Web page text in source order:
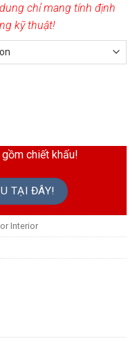
chỉ mang tính định
kỹ thuật!
Coat 2 In 1 Satin For
chiết khấu!
TẠI ĐÂY!
Interior